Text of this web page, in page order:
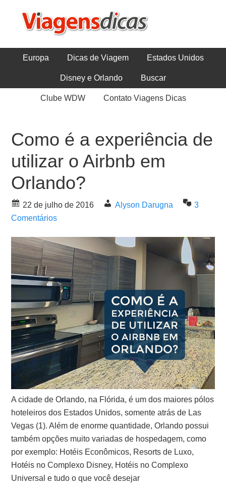
Europa Dicas de Viagem Estados Unidos
Disney e Orlando Buscar
Clube WDW Contato Viagens Dicas
Como é a experiência de
utilizar o Airbnb em
Orlando?
22 de julho de 2016 Alyson Darugna
3
Comentários
A cidade de Orlando, na Flórida, é um dos maiores pólos
hoteleiros dos Estados Unidos, somente atrás de Las
Vegas (1). Além de enorme quantidade, Orlando possui
também opções muito variadas de hospedagem, como
por exemplo: Hotéis Econômicos, Resorts de Luxo,
Hotéis no Complexo Disney, Hotéis no Complexo
Universal e tudo o que você desejar